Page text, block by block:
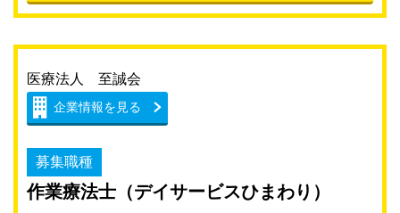
企業情報を見る
医療法人 至誠会
募集職種
作業療法士（デイサービスひまわり）